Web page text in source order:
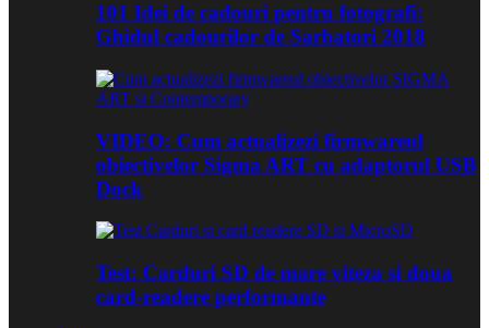
101 Idei de cadouri pentru fotografi:
Ghidul cadourilor de Sarbatori 2018
VIDEO: Cum actualizezi firmwareul
obiectivelor Sigma ART cu adaptorul USB
Dock
Test: Carduri SD de mare viteza si doua
card-readere performante